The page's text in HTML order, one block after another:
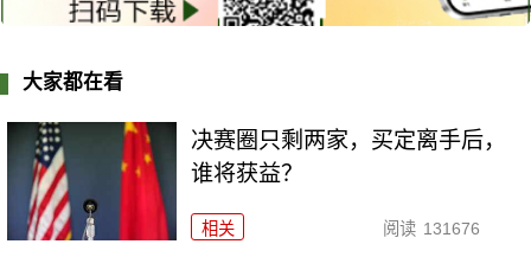
大家都在看
决赛圈只剩两家，买定离手后，
谁将获益？
相关 阅读 131676